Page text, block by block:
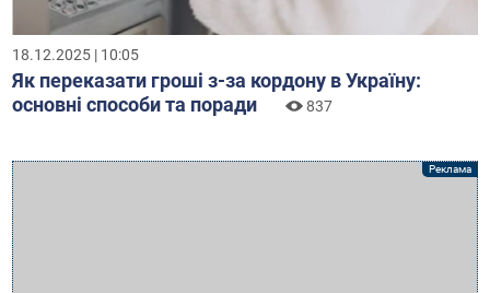
18.12.2025 | 10:05
Як переказати гроші з-за кордону в Україну:
основні способи та поради
837